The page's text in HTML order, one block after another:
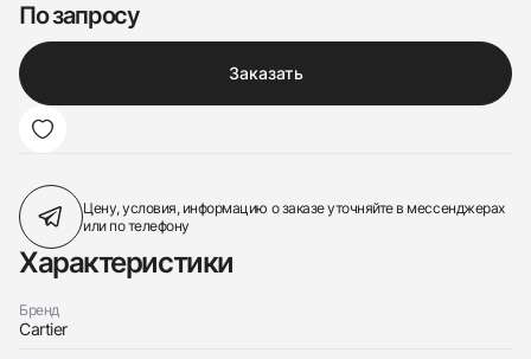
По запросу
Заказать
Цену, условия, информацию о заказеуточняйте в мессенджерах
или по телефону
Характеристики
Бренд
Cartier